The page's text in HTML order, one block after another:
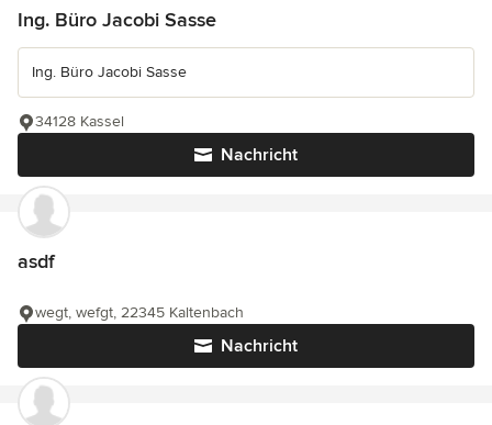
Ing. Büro Jacobi Sasse
Ing. Büro Jacobi Sasse
Nachricht
34128 Kassel
asdf
Nachricht
wegt, wefgt, 22345 Kaltenbach